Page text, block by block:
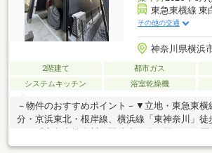
東急東横線 東
その他の交通
神奈川県横浜
2階建て 都市ガス
システムキッチン
浴室乾燥機
－物件のおすすめポイント－▼立地・東急東横
分・京浜東北・根岸線、横浜線「東神奈川」徒
徴・プライバシーに配慮された2階リビング・